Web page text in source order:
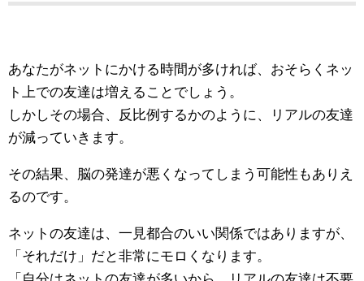
あなたがネットにかける時間が多ければ、おそらくネッ
ト上での友達は増えることでしょう。
しかしその場合、反比例するかのように、リアルの友達
が減っていきます。
その結果、脳の発達が悪くなってしまう可能性もありえ
るのです。
ネットの友達は、一見都合のいい関係ではありますが、
「それだけ」だと非常にモロくなります。